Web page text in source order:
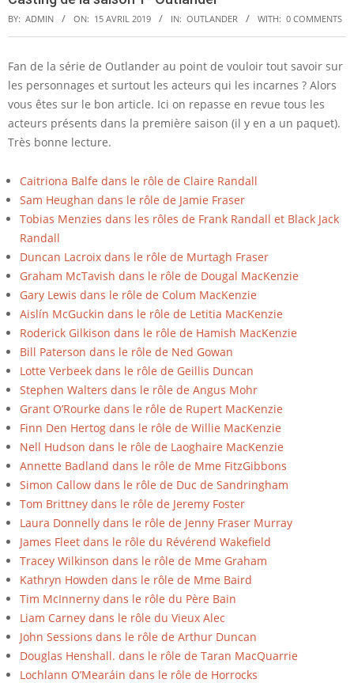
BY: ADMIN ON: 15 AVRIL 2019 IN: OUTLANDER WITH: 0 COMMENTS
C
a
s
i
n
d
e
l
a
s
a
i
s
o
n
1
-
O
u
t
l
a
Fan de la série de Outlander au point de vouloir tout savoir sur
les personnages et surtout les acteurs qui les incarnes ? Alors
vous êtes sur le bon article. Ici on repasse en revue tous les
acteurs présents dans la première saison (il y en a un paquet).
Très bonne lecture.
Caitriona Balfe dans le rôle de Claire Randall
Sam Heughan dans le rôle de Jamie Fraser
Tobias Menzies dans les rôles de Frank Randall et Black Jack
Randall
Duncan Lacroix dans le rôle de Murtagh Fraser
Graham McTavish dans le rôle de Dougal MacKenzie
Gary Lewis dans le rôle de Colum MacKenzie
Aislín McGuckin dans le rôle de Letitia MacKenzie
Roderick Gilkison dans le rôle de Hamish MacKenzie
Bill Paterson dans le rôle de Ned Gowan
Lotte Verbeek dans le rôle de Geillis Duncan
Stephen Walters dans le rôle de Angus Mohr
Grant O’Rourke dans le rôle de Rupert MacKenzie
Finn Den Hertog dans le rôle de Willie MacKenzie
Nell Hudson dans le rôle de Laoghaire MacKenzie
Annette Badland dans le rôle de Mme FitzGibbons
Simon Callow dans le rôle de Duc de Sandringham
Tom Brittney dans le rôle de Jeremy Foster
Laura Donnelly dans le rôle de Jenny Fraser Murray
James Fleet dans le rôle du Révérend Wakefield
Tracey Wilkinson dans le rôle de Mme Graham
Kathryn Howden dans le rôle de Mme Baird
Tim McInnerny dans le rôle du Père Bain
Liam Carney dans le rôle du Vieux Alec
John Sessions dans le rôle de Arthur Duncan
Douglas Henshall. dans le rôle de Taran MacQuarrie
Lochlann O’Mearáin dans le rôle de Horrocks